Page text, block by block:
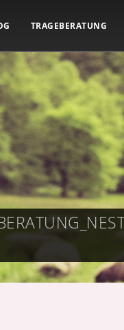
TRAGEBERATUNG